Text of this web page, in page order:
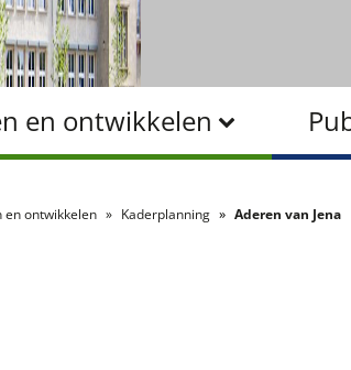
en ontwikkelen
en ontwikkelen Kaderplanning Aderen van Jena